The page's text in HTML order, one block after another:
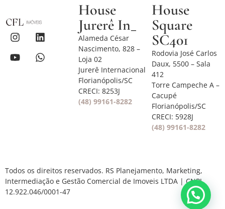
House
Jurerê In_
Alameda César
Nascimento, 828 –
Loja 02
Jurerê Internacional
Florianópolis/SC
CRECI: 8253J
(48) 99161-8282
House
Square
SC401
Rodovia José Carlos
Daux, 5500 – Sala
412
Torre Campeche A –
Cacupé
Florianópolis/SC
CRECI: 5928J
(48) 99161-8282
Todos os direitos reservados. RS Planejamento, Marketing,
Intermediação e Gestão Comercial de Imoveis LTDA | CNPJ
12.922.046/0001-47